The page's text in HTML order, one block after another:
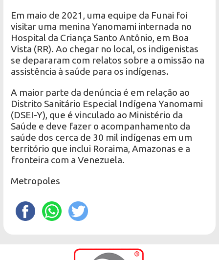
Em maio de 2021, uma equipe da Funai foi
visitar uma menina Yanomami internada no
Hospital da Criança Santo Antônio, em Boa
Vista (RR). Ao chegar no local, os indigenistas
se depararam com relatos sobre a omissão na
assistência à saúde para os indígenas.
A maior parte da denúncia é em relação ao
Distrito Sanitário Especial Indígena Yanomami
(DSEI-Y), que é vinculado ao Ministério da
Saúde e deve fazer o acompanhamento da
saúde dos cerca de 30 mil indígenas em um
território que inclui Roraima, Amazonas e a
fronteira com a Venezuela.
Metropoles